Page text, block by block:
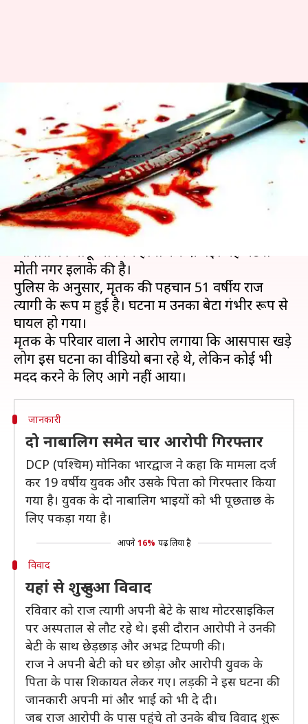
दिल्लीः बेटी से छेड़छाड़ का विरोध कर
रहे पिता की चाकू घोंपकर हत्या, चार
आरोपी गिरफ्तार
लेखन प्रमोद कुमार May 14, 2019 11:51 am
क्या है खबर?
दिल्ली में अपनी बेटी से छेड़खानी का विरोध कर रहे एक
व्यापारी की चाकू घोंपकर हत्या कर दी गई। यह घटना
मोती नगर इलाके की है।
पुलिस के अनुसार, मृतक की पहचान 51 वर्षीय राज
त्यागी के रूप में हुई है। घटना में उनका बेटा गंभीर रूप से
घायल हो गया।
मृतक के परिवार वालों ने आरोप लगाया कि आसपास खड़े
लोग इस घटना का वीडियो बना रहे थे, लेकिन कोई भी
जानकारी
दो नाबालिग समेत चार आरोपी गिरफ्तार
DCP (पश्चिम) मोनिका भारद्वाज ने कहा कि मामला दर्ज
कर 19 वर्षीय युवक और उसके पिता को गिरफ्तार किया
गया है। युवक के दो नाबालिग भाइयों को भी पूछताछ के
लिए पकड़ा गया है।
आपने 16% पढ़ लिया है
विवाद
यहां से शुरू हुआ विवाद
रविवार को राज त्यागी अपनी बेटे के साथ मोटरसाइकिल
पर अस्पताल से लौट रहे थे। इसी दौरान आरोपी ने उनकी
बेटी के साथ छेड़छाड़ और अभद्र टिप्पणी की।
राज ने अपनी बेटी को घर छोड़ा और आरोपी युवक के
पिता के पास शिकायत लेकर गए। लड़की ने इस घटना की
जानकारी अपनी मां और भाई को भी दे दी।
जब राज आरोपी के पास पहुंचे तो उनके बीच विवाद शुरू